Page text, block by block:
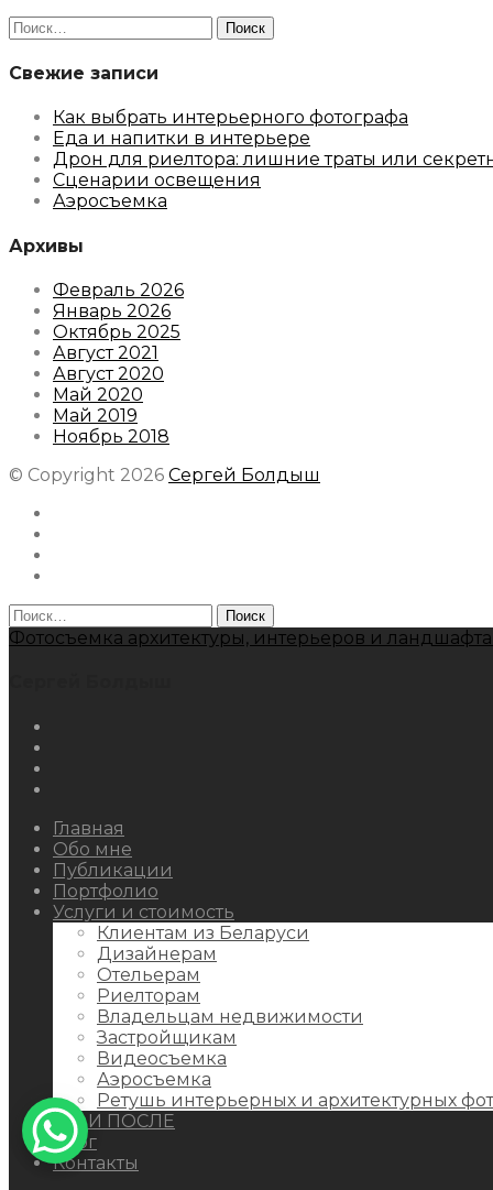
Найти:
Свежие записи
Как выбрать интерьерного фотографа
Еда и напитки в интерьере
Дрон для риелтора: лишние траты или
Сценарии освещения
Аэросъемка
Архивы
Февраль 2026
Январь 2026
Октябрь 2025
Август 2021
Август 2020
Май 2020
Май 2019
Ноябрь 2018
© Copyright 2026 Сергей Болдыш
Найти:
Фотосъемка архитектуры, интерьеров и
Главная
Обо мне
Публикации
Портфолио
Услуги и стоимость
Клиентам из Беларуси
Дизайнерам
Отельерам
Риелторам
Владельцам недвижимости
Застройщикам
Видеосъемка
Аэросъемка
Ретушь интерьерных и архитектурных
ДО И ПОСЛЕ
Блог
Контакты